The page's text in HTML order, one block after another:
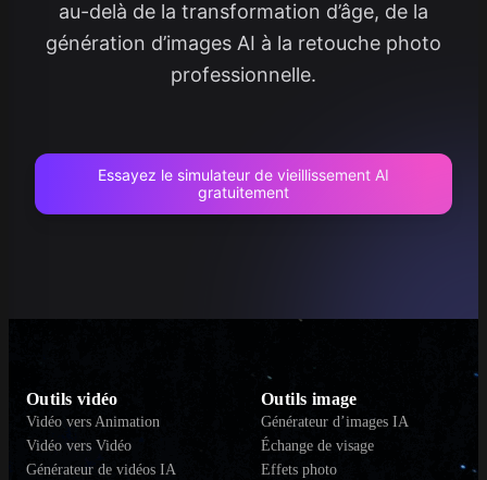
au-delà de la transformation d’âge, de la
génération d’images AI à la retouche photo
professionnelle.
Essayez le simulateur de vieillissement AI
gratuitement
Outils vidéo
Vidéo vers Animation
Vidéo vers Vidéo
Générateur de vidéos IA
Outils image
Générateur d’images IA
Échange de visage
Effets photo